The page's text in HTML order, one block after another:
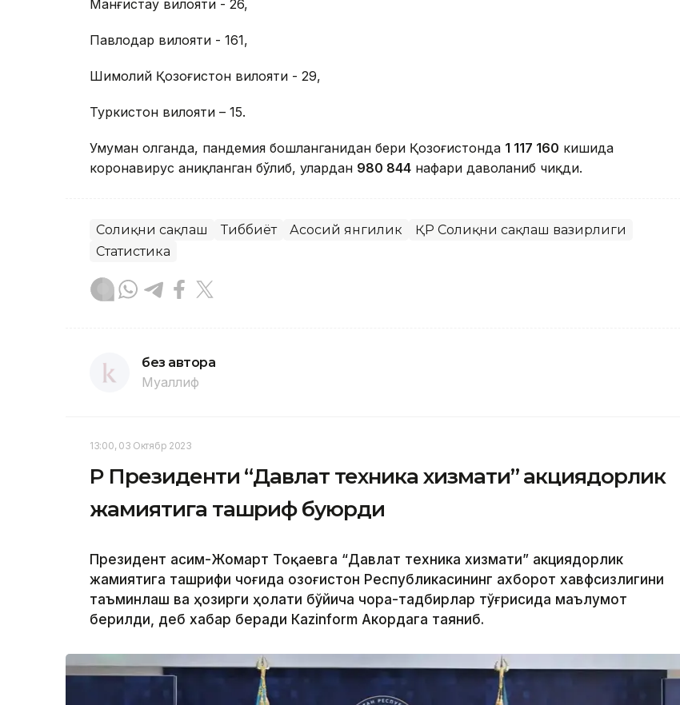
Манғистау вилояти - 26,
Павлодар вилояти - 161,
Шимолий Қозоғистон вилояти - 29,
Туркистон вилояти – 15.
Умуман олганда, пандемия бошланганидан бери Қозоғистонда 1 117 160 кишида
коронавирус аниқланган бўлиб, улардан 980 844 нафари даволаниб чиқди.
Соғлиқни сақлаш Тиббиёт Асосий янгилик
ҚР Соғлиқни сақлаш вазирлиги
Статистика
без автора
Муаллиф
13:00, 03 Октябр 2023
ҚР Президенти “Давлат техника хизмати” акциядорлик
жамиятига ташриф буюрди
Президент Қасим-Жомарт Тоқаевга “Давлат техника хизмати” акциядорлик
жамиятига ташрифи чоғида Қозоғистон Республикасининг ахборот хавфсизлигини
таъминлаш ва ҳозирги ҳолати бўйича чора-тадбирлар тўғрисида маълумот
берилди, деб хабар беради Каzinform Акордага таяниб.